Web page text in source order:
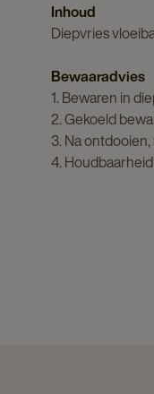
Inhoud
Diepvries
Bewaaradvies
1. Bewaren in
2. Gekoeld
3. Na
4.